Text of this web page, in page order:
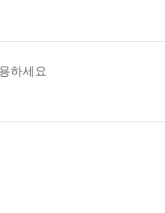
경우 미리 알려주세요. * 소요시
하세요